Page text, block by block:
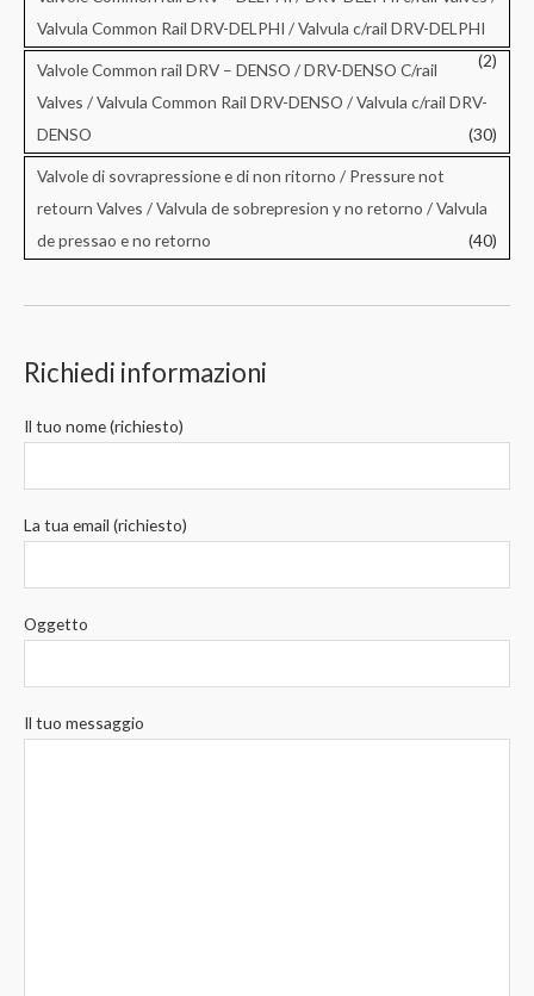
Valvula Common Rail DRV-DELPHI / Valvula c/rail DRV-DELPHI
(2)
Valvole Common rail DRV – DENSO / DRV-DENSO C/rail
Valves / Valvula Common Rail DRV-DENSO / Valvula c/rail DRV-
DENSO
(30)
Valvole di sovrapressione e di non ritorno / Pressure not
retourn Valves / Valvula de sobrepresion y no retorno / Valvula
de pressao e no retorno
(40)
Richiedi informazioni
Il tuo nome (richiesto)
La tua email (richiesto)
Oggetto
Il tuo messaggio